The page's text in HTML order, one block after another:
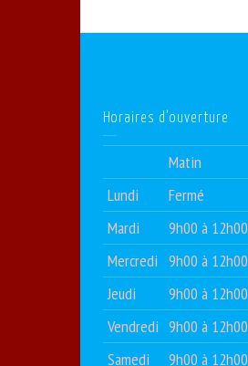
Horaires d’ouverture
Matin
Lundi
Fermé
Mardi
9h00 à 12h00
Mercredi 9h00 à 12h00
Jeudi
9h00 à 12h00
Vendredi 9h00 à 12h00
Samedi
9h00 à 12h00